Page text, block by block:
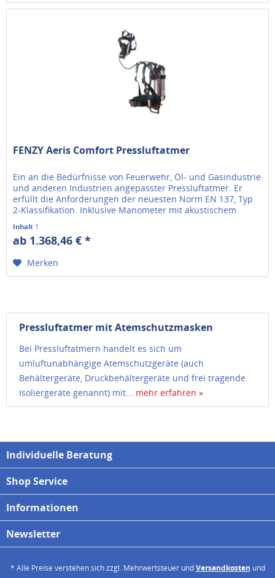
FENZY Aeris Comfort Pressluftatmer
Ein an die Bedürfnisse von Feuerwehr, Öl- und Gasindustrie
und anderen Industrien angepasster Pressluftatmer. Er
erfüllt die Anforderungen der neuesten Norm EN 137, Typ
2-Klassifikation. Inklusive Manometer mit akustischem
Inhalt 1
ab 1.368,46 € *
Merken
Pressluftatmer mit Atemschutzmasken
Bei Pressluftatmern handelt es sich um
umluftunabhängige Atemschutzgeräte (auch
Behältergeräte, Druckbehältergeräte und frei tragende
Isoliergeräte genannt) mit... mehr erfahren »
Individuelle Beratung
Shop Service
Informationen
Newsletter
* Alle Preise verstehen sich zzgl. Mehrwertsteuer undVersandkosten und